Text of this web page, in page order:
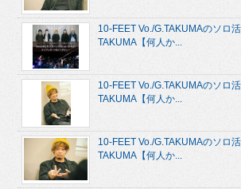
10-FEET Vo./G.TAKUMAのソロ
TAKUMA【何人か...
10-FEET Vo./G.TAKUMAのソロ
TAKUMA【何人か...
10-FEET Vo./G.TAKUMAのソロ
TAKUMA【何人か...